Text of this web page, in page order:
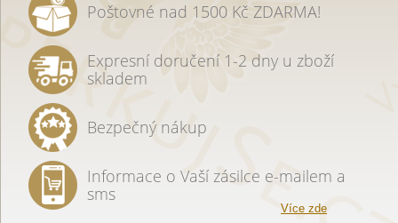
Poštovné nad 1500 Kč ZDARMA!
Expresní doručení 1-2 dny u zboží
skladem
Bezpečný nákup
Informace o Vaší zásilce e-mailem a
sms
Více zde